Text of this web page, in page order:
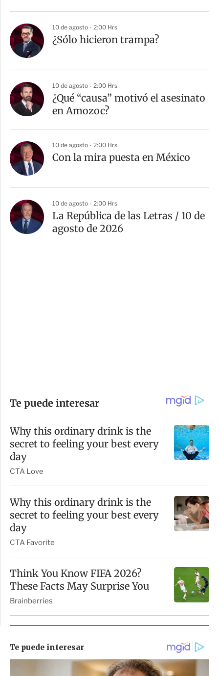
10 de agosto - 2:00 Hrs
¿Sólo hicieron trampa?
10 de agosto - 2:00 Hrs
¿Qué “causa” motivó el asesinato
en Amozoc?
10 de agosto - 2:00 Hrs
Con la mira puesta en México
10 de agosto - 2:00 Hrs
La República de las Letras / 10 de
agosto de 2026